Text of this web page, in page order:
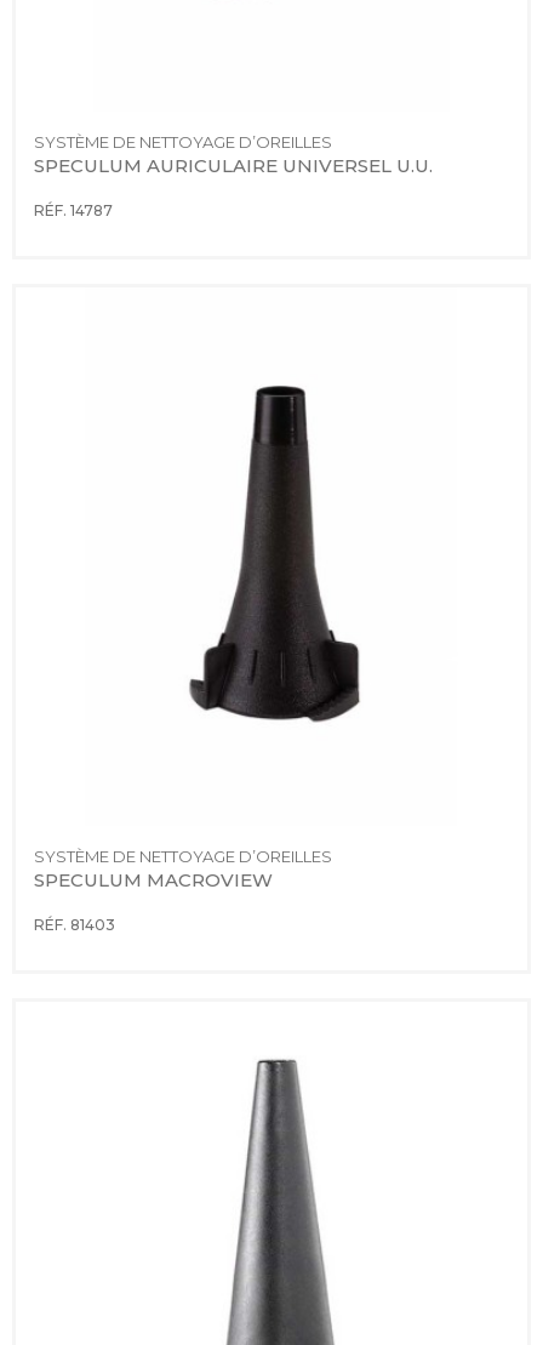
SYSTÈME DE NETTOYAGE D’OREILLES
SPECULUM AURICULAIRE UNIVERSEL U.U.
RÉF. 14787
SYSTÈME DE NETTOYAGE D’OREILLES
SPECULUM MACROVIEW
RÉF. 81403